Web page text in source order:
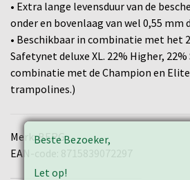
• Extra lange levensduur van de
onder en bovenlaag van wel 0,55 mm
• Beschikbaar in combinatie met het
Safetynet deluxe XL. 22% Higher,
combinatie met de Champion en Elite
trampolines.)
Merk: BERG
EAN-code: 8715839072297
Beste Bezoeker,
Let op!